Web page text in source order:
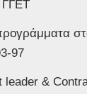
ΓΓΕΤ
97
leader &